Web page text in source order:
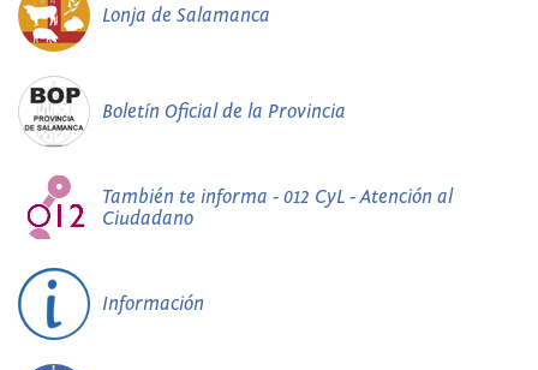
Lonja de Salamanca
Boletín Oficial de la Provincia
También te informa - 012 CyL - Atención al
Ciudadano
Información